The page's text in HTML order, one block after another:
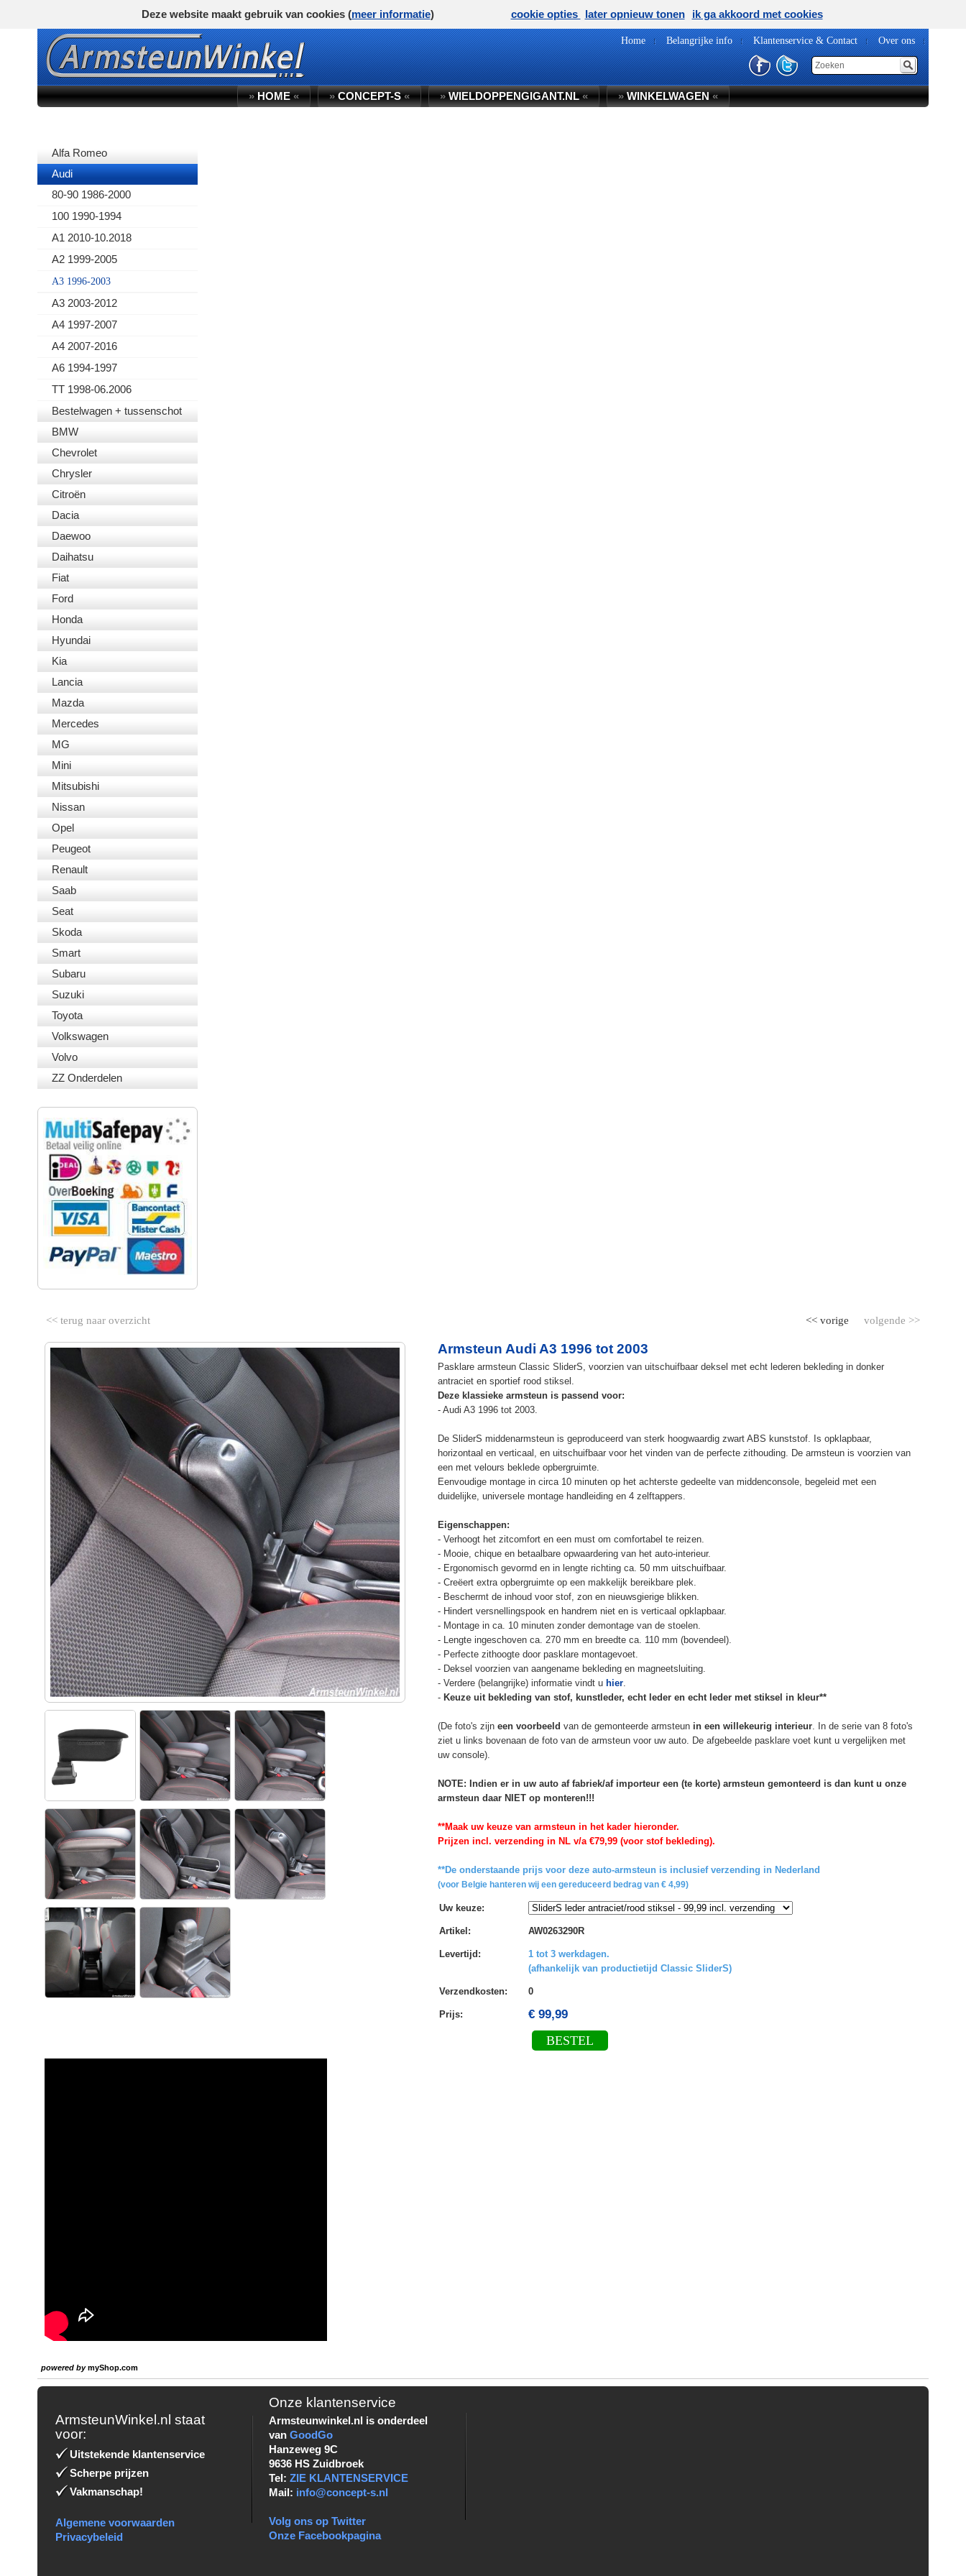
Home Belangrijke info Klantenservice & Contact Over ons
»HOME« »CONCEPT-S« »WIELDOPPENGIGANT.NL« »WINKELWAGEN«
Alfa Romeo
Audi
80-90 1986-2000
100 1990-1994
A1 2010-10.2018
A2 1999-2005
A3 1996-2003
A3 2003-2012
A4 1997-2007
A4 2007-2016
A6 1994-1997
TT 1998-06.2006
Bestelwagen + tussenschot
BMW
Chevrolet
Chrysler
Citroën
Dacia
Daewoo
Daihatsu
Fiat
Ford
Honda
Hyundai
Kia
Lancia
Mazda
Mercedes
MG
Mini
Mitsubishi
Nissan
Opel
Peugeot
Renault
Saab
Seat
Skoda
Smart
Subaru
Suzuki
Toyota
Volkswagen
Volvo
ZZ Onderdelen
<< terug naar overzicht volgende >>
<< vorige
Armsteun Audi A3 1996 tot 2003
Pasklare armsteun Classic SliderS, voorzien van uitschuifbaar deksel met echt lederen bekleding in donker
antraciet en sportief rood stiksel.
Deze klassieke armsteun is passend voor:
- Audi A3 1996 tot 2003.
De SliderS middenarmsteun is geproduceerd van sterk hoogwaardig zwart ABS kunststof. Is opklapbaar,
horizontaal en verticaal, en uitschuifbaar voor het vinden van de perfecte zithouding. De armsteun is voorzien van
een met velours beklede opbergruimte.
Eenvoudige montage in circa 10 minuten op het achterste gedeelte van middenconsole, begeleid met een
duidelijke, universele montage handleiding en 4 zelftappers.
Eigenschappen:
- Verhoogt het zitcomfort en een must om comfortabel te reizen.
- Mooie, chique en betaalbare opwaardering van het auto-interieur.
- Ergonomisch gevormd en in lengte richting ca. 50 mm uitschuifbaar.
- Creëert extra opbergruimte op een makkelijk bereikbare plek.
- Beschermt de inhoud voor stof, zon en nieuwsgierige blikken.
- Hindert versnellingspook en handrem niet en is verticaal opklapbaar.
- Montage in ca. 10 minuten zonder demontage van de stoelen.
- Lengte ingeschoven ca. 270 mm en breedte ca. 110 mm (bovendeel).
- Perfecte zithoogte door pasklare montagevoet.
- Deksel voorzien van aangename bekleding en magneetsluiting.
- Verdere (belangrijke) informatie vindt u hier.
- Keuze uit bekleding van stof, kunstleder, echt leder en echt leder met stiksel in kleur**
(De foto's zijn een voorbeeld van de gemonteerde armsteun in een willekeurig interieur. In de serie van 8 foto's
ziet u links bovenaan de foto van de armsteun voor uw auto. De afgebeelde pasklare voet kunt u vergelijken met
uw console).
NOTE: Indien er in uw auto af fabriek/af importeur een (te korte) armsteun gemonteerd is dan kunt u onze
armsteun daar NIET op monteren!!!
**Maak uw keuze van armsteun in het kader hieronder.
Prijzen incl. verzending in NL v/a €79,99 (voor stof bekleding).
**De onderstaande prijs voor deze auto-armsteun is inclusief verzending in Nederland
(voor Belgie hanteren wij een gereduceerd bedrag van € 4,99)
Uw keuze:
Artikel : AW0263290R
Levertijd :
1 tot 3 werkdagen.
(afhankelijk van productietijd Classic SliderS)
Verzendkosten: 0
Prijs: € 99,99
BESTEL
powered bymyShop.com
ArmsteunWinkel.nl staat
voor:
Uitstekende klantenservice
Scherpe prijzen
Vakmanschap!
Algemene voorwaarden
Privacybeleid
Onze klantenservice
Armsteunwinkel.nl is onderdeel
vanGoodGo
Hanzeweg 9C
9636 HS Zuidbroek
Tel:ZIE KLANTENSERVICE
Mail: info@concept-s.nl
Volg ons op Twitter
Onze Facebookpagina
Deze website maakt gebruik van cookies (meer informatie) cookie opties later opnieuw tonen ik ga akkoord met cookies